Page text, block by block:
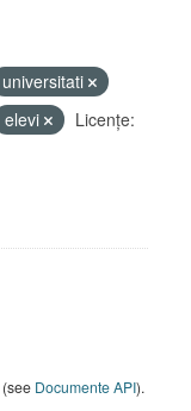
universitati
elevi
Licenţe:
(see Documente API).